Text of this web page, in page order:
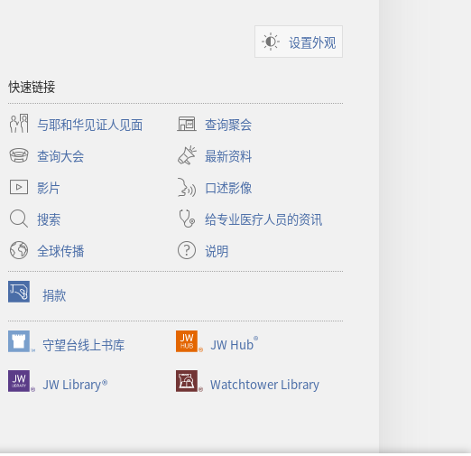
设置外观
快速链接
与耶和华见证人见面 查询聚会
（打
开
新
窗
口）
查询大会
（打
开
新
窗
口）
最新资料
影片
口述影像
搜索
给专业医疗人员的资讯
全球传播
说明
捐款
（打
开
新
窗
口）
守望台线上书库
（打
开
新
JW Hub®
（打
开
新
JW Library® Watchtower Library